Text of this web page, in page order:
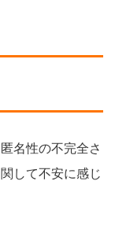
名性の不完全さ
して不安に感じ